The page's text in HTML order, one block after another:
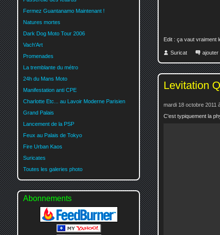
Edit : ça vaut vraiment
Suricat ajouter
Levitation
mardi 18 octobre 2011
C'est typiquement la
Fermez Guantanamo Maintenant !
Natures mortes
Dark Dog Moto Tour 2006
Vach'Art
Promenades
La tremblante du métro
24h du Mans Moto
Manifestation anti CPE
Charlotte Etc... au Lavoir Moderne Parisien
Grand Palais
Lancement de la PSP
Feux au Palais de Tokyo
Fire Urban Kaos
Suricates
Toutes les galeries photo
Abonnements